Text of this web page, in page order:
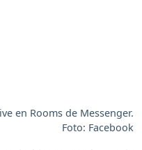
en Rooms de Messenger.
Foto: Facebook